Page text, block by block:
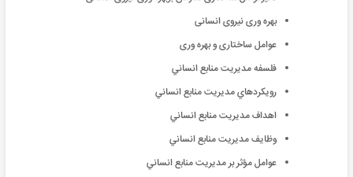
بهره وری نیروی انسانی
عوامل ساختاری و بهره وری
فلسفه مديريت منابع انساني
رويكردهاي مديريت منابع انساني
اهداف مديريت منابع انساني
وظايف مديريت منابع انساني
عوامل مؤثر بر مديريت منابع انساني